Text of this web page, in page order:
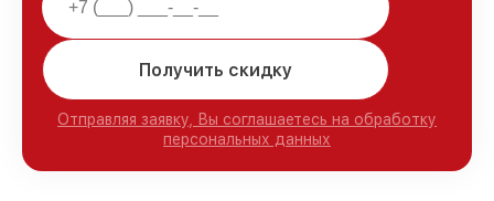
Получить скидку
Отправляя заявку, Вы соглашаетесь на обработку
персональных данных